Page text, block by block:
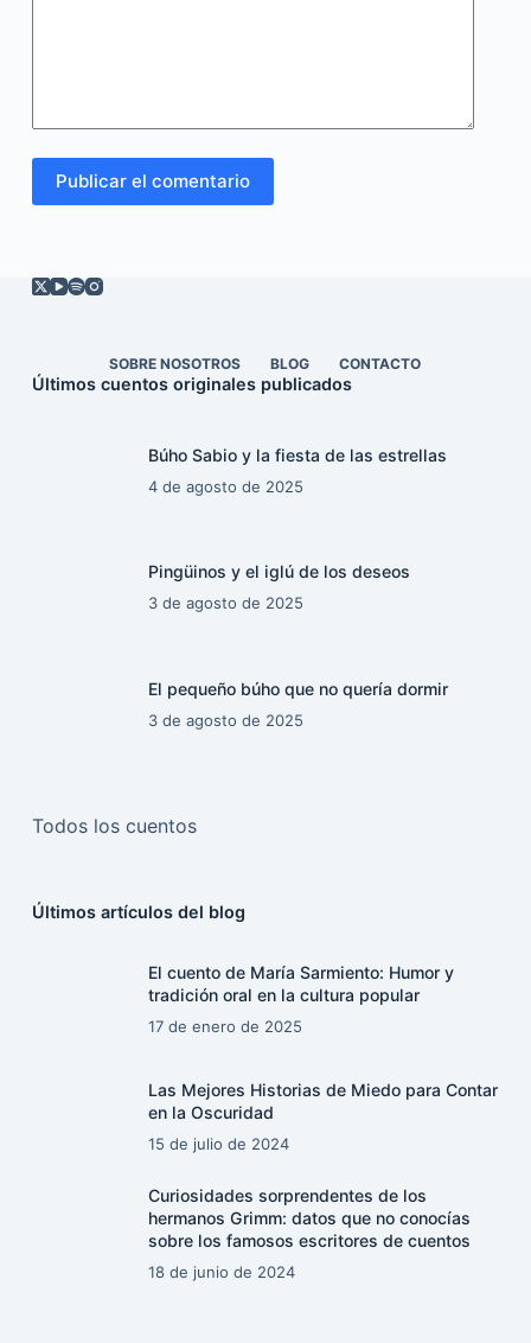
Publicar el comentario
SOBRE NOSOTROS BLOG CONTACTO
Últimos cuentos originales publicados
Búho Sabio y la fiesta de las estrellas
4 de agosto de 2025
Pingüinos y el iglú de los deseos
3 de agosto de 2025
El pequeño búho que no quería dormir
3 de agosto de 2025
Todos los cuentos
Últimos artículos del blog
El cuento de María Sarmiento: Humor y
tradición oral en la cultura popular
17 de enero de 2025
Las Mejores Historias de Miedo para Contar
en la Oscuridad
15 de julio de 2024
Curiosidades sorprendentes de los
hermanos Grimm: datos que no conocías
sobre los famosos escritores de cuentos
18 de junio de 2024